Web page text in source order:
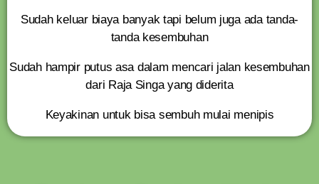
Sudah keluar biaya banyak tapi belum juga ada tanda-
tanda kesembuhan
Sudah hampir putus asa dalam mencari jalan kesembuhan
dari Raja Singa yang diderita
Keyakinan untuk bisa sembuh mulai menipis